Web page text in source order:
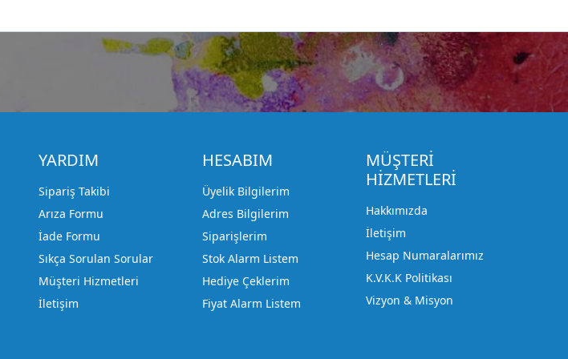
YARDIM
Sipariş Takibi
Arıza Formu
İade Formu
Sıkça Sorulan Sorular
Müşteri Hizmetleri
İletişim
HESABIM
Üyelik Bilgilerim
Adres Bilgilerim
Siparişlerim
Stok Alarm Listem
Hediye Çeklerim
Fiyat Alarm Listem
MÜŞTERİ
HİZMETLERİ
Hakkımızda
İletişim
Hesap Numaralarımız
K.V.K.K Politikası
Vizyon & Misyon